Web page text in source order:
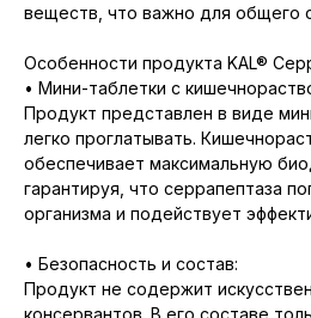
веществ, что важно для общего
Особенности продукта KAL®
• Мини-таблетки с
Продукт представлен в виде
легко проглатывать.
обеспечивает максимальную
гарантируя, что серрапептаза
организма и подействует
• Безопасность и состав:
Продукт не содержит
консервантов. В его составе